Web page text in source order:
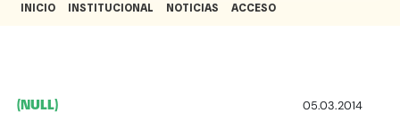
INICIO INSTITUCIONAL NOTICIAS ACCESO
(NULL) 05.03.2014